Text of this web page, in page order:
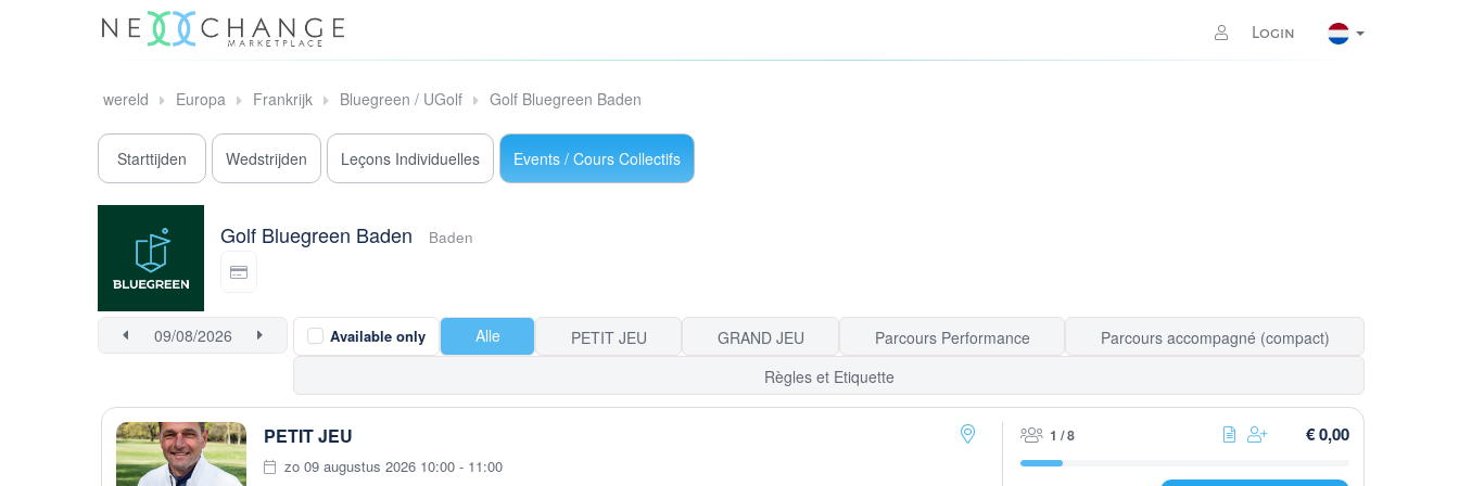
Login
wereld Europa Frankrijk Bluegreen / UGolf Golf Bluegreen Baden
Starttijden Wedstrijden Leçons Individuelles Events / Cours Collectifs
Golf Bluegreen Baden Baden
Available only Alle PETIT JEU GRAND JEU Parcours Performance
Parcours accompagné (compact)
Règles et Etiquette
PETIT JEU
zo 09 augustus 2026 10:00 - 11:00
1 / 8 € 0,00